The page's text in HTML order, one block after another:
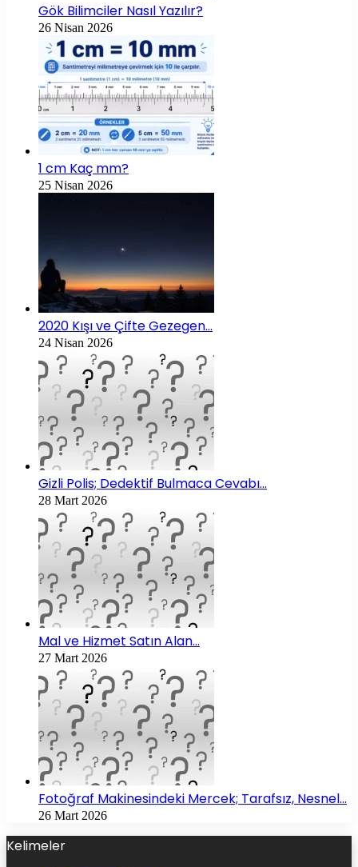
Gök Bilimciler Nasıl Yazılır?
26 Nisan 2026
1 cm Kaç mm?
25 Nisan 2026
2020 Kışı ve Çifte Gezegen…
24 Nisan 2026
Gizli Polis; Dedektif Bulmaca Cevabı…
28 Mart 2026
Mal ve Hizmet Satın Alan…
27 Mart 2026
Fotoğraf Makinesindeki Mercek; Tarafsız, Nesnel…
26 Mart 2026
Kelimeler